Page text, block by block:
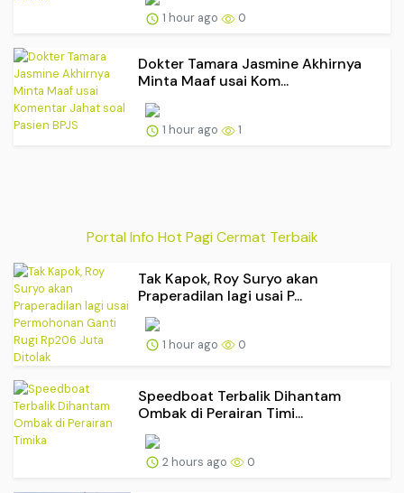
1 hour ago 0
Dokter Tamara Jasmine Akhirnya
Minta Maaf usai Kom...
1 hour ago 1
Portal Info Hot Pagi Cermat Terbaik
Tak Kapok, Roy Suryo akan
Praperadilan lagi usai P...
1 hour ago 0
Speedboat Terbalik Dihantam
Ombak di Perairan Timi...
2 hours ago 0